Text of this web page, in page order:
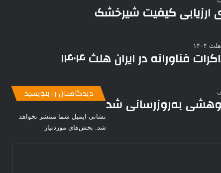
ارزیابی کیفیت شیرخشک
به‌روزرسانی شد
دیدگاهتان را بنویسید
نشانی ایمیل شما منتشر نخواهد
شد. بخش‌های موردنیاز